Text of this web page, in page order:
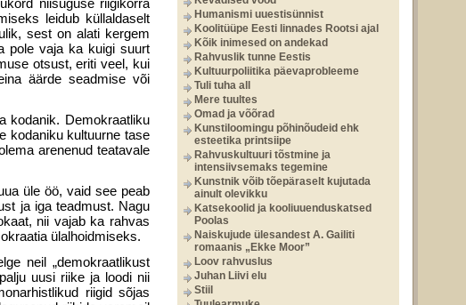
Humanismi uuestisünnist
Koolitüüpe Eesti linnades Rootsi ajal
Kõik inimesed on andekad
Rahvuslik tunne Eestis
Kultuurpoliitika päevaprobleeme
Tuli tuha all
Mere tuultes
Omad ja võõrad
Kunstiloomingu põhinõudeid ehk
esteetika printsiipe
Rahvuskultuuri tõstmine ja
intensiivsemaks tegemine
Kunstnik võib tõepäraselt kujutada
ainult olevikku
Katsekoolid ja kooliuuenduskatsed
Poolas
Naiskujude ülesandest A. Gailiti
romaanis „Ekke Moor”
Loov rahvuslus
Juhan Liivi elu
Stiil
niisuguse riigikorra
leidub küllaldaselt
sest on alati kergem
pole vaja ka kuigi suurt
otsust, eriti veel, kui
äärde seadmise või
kodanik. Demokraatliku
kodaniku kultuurne tase
arenenud teatavale
üle öö, vaid see peab
ja iga teadmust. Nagu
nii vajab ka rahvas
ülalhoidmiseks.
neil „demokraatlikust
uusi riike ja loodi nii
riigid sõjas